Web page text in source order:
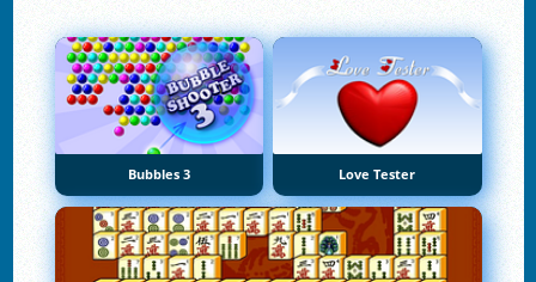
Bubbles 3 Love Tester